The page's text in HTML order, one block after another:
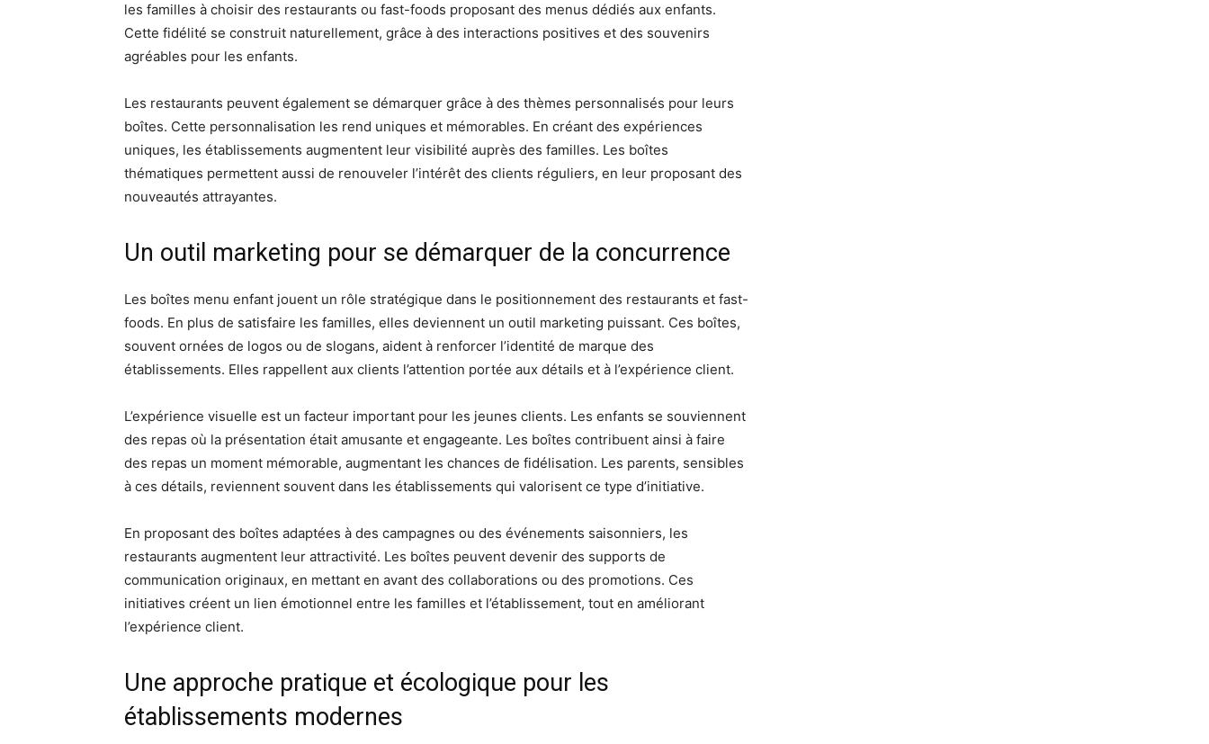
les familles à choisir des restaurants ou fast-foods proposant des menus dédiés aux enfants.
Cette fidélité se construit naturellement, grâce à des interactions positives et des souvenirs
agréables pour les enfants.
Les restaurants peuvent également se démarquer grâce à des thèmes personnalisés pour leurs
boîtes. Cette personnalisation les rend uniques et mémorables. En créant des expériences
uniques, les établissements augmentent leur visibilité auprès des familles. Les boîtes
thématiques permettent aussi de renouveler l’intérêt des clients réguliers, en leur proposant des
nouveautés attrayantes.
Un outil marketing pour se démarquer de la concurrence
Les boîtes menu enfant jouent un rôle stratégique dans le positionnement des restaurants et fast-
foods. En plus de satisfaire les familles, elles deviennent un outil marketing puissant. Ces boîtes,
souvent ornées de logos ou de slogans, aident à renforcer l’identité de marque des
établissements. Elles rappellent aux clients l’attention portée aux détails et à l’expérience client.
L’expérience visuelle est un facteur important pour les jeunes clients. Les enfants se souviennent
des repas où la présentation était amusante et engageante. Les boîtes contribuent ainsi à faire
des repas un moment mémorable, augmentant les chances de fidélisation. Les parents, sensibles
à ces détails, reviennent souvent dans les établissements qui valorisent ce type d’initiative.
En proposant des boîtes adaptées à des campagnes ou des événements saisonniers, les
restaurants augmentent leur attractivité. Les boîtes peuvent devenir des supports de
communication originaux, en mettant en avant des collaborations ou des promotions. Ces
initiatives créent un lien émotionnel entre les familles et l’établissement, tout en améliorant
l’expérience client.
Une approche pratique et écologique pour les
établissements modernes